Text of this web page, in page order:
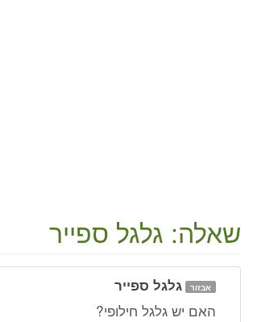
שאלה: גלגל ספייר
אבזור גלגל ספייר
האם יש גלגל חילופי?